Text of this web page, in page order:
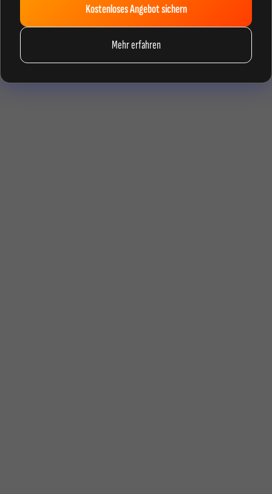
Kostenloses Angebot sichern
Mehr erfahren